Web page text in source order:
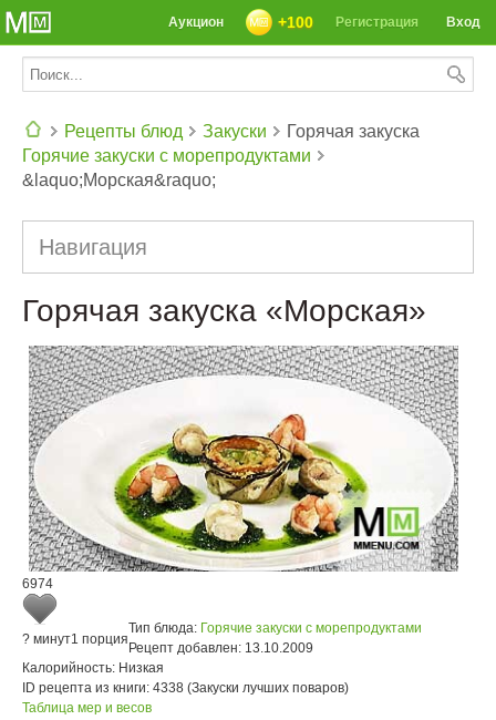
СЕГОДНЯ: 39142 РЕЦЕПТА
Вход
Регистрация
+100
Аукцион
Рецепты блюд
Закуски
Горячие закуски с морепродуктами
Горячая закуска
&laquo;Морская&raquo;
Навигация
Горячая закуска «Морская»
6974
? минут1 порция
Тип блюда: Горячие закуски с морепродуктами
Рецепт добавлен: 13.10.2009
Калорийность: Низкая
ID рецепта из книги: 4338 (Закуски лучших поваров)
Таблица мер и весов